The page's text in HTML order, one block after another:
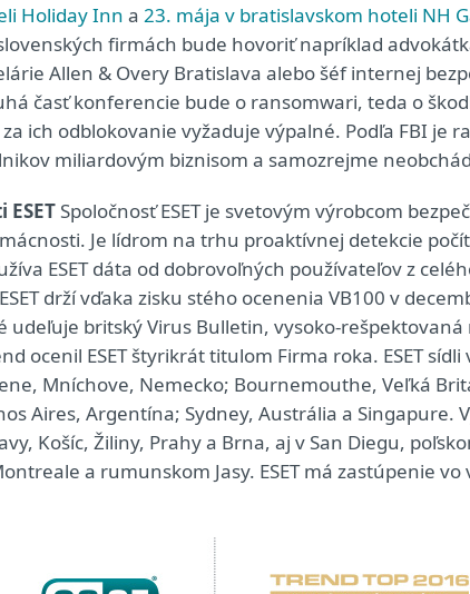
Holiday Inn a 23. mája v bratislavskom hoteli NH
firmách bude hovoriť napríklad
Allen & Overy Bratislava alebo šéf internej
časť konferencie bude o ransomwari, teda o
ich odblokovanie vyžaduje výpalné. Podľa FBI je
miliardovým biznisom a samozrejme
Spoločnosť ESET je svetovým výrobcom
Je lídrom na trhu proaktívnej detekcie
ESET dáta od dobrovoľných používateľov z
drží vďaka zisku stého ocenenia VB100 v
udeľuje britský Virus Bulletin, vysoko-
ocenil ESET štyrikrát titulom Firma roka. ESET
Mníchove, Nemecko; Bournemouthe, Veľká
Aires, Argentína; Sydney, Austrália a Singapure.
Košíc, Žiliny, Prahy a Brna, aj v San Diegu,
a rumunskom Jasy. ESET má zastúpenie